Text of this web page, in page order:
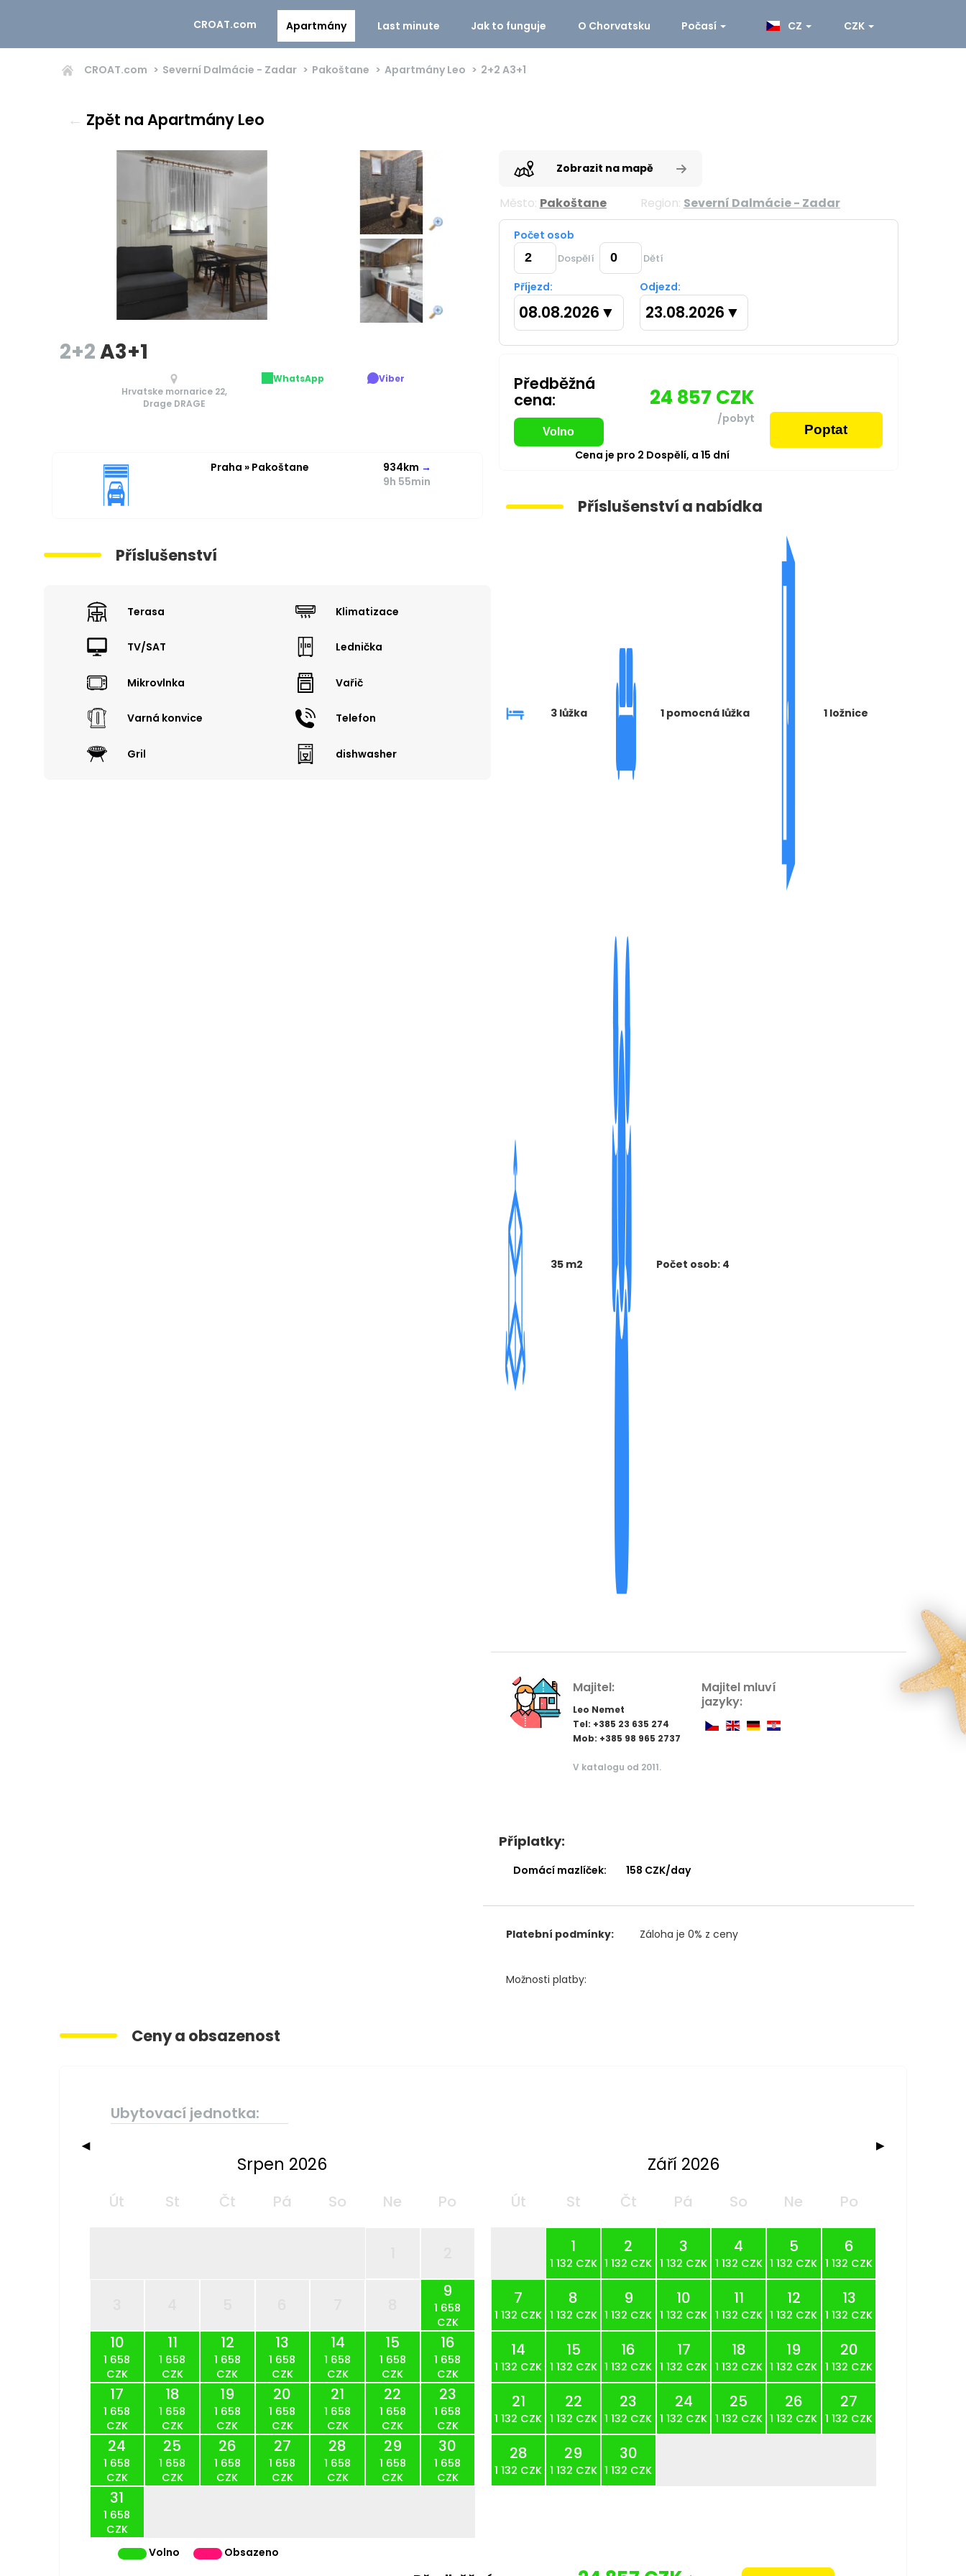
CROAT.com Apartmány Last minute Jak to funguje O Chorvatsku Počasí CZ CZK
CROAT.com Severní Dalmácie - Zadar Pakoštane Apartmány Leo 2+2 A3+1
← Zpět na Apartmány Leo
2+2A3+1
Hrvatske mornarice 22,
Drage DRAGE
WhatsApp Viber
Praha » Pakoštane 934km →
9h 55min
Příslušenství
Terasa Klimatizace
TV/SAT Lednička
Mikrovlnka Vařič
Varná konvice Telefon
Gril dishwasher
Zobrazit na mapě
Město: Pakoštane Region: Severní Dalmácie - Zadar
Počet osob
Dospělí Dětí
Příjezd:
08.08.2026 ▼
Odjezd:
23.08.2026 ▼
Předběžná
cena:
Volno
24 857 CZK
/pobyt
Poptat
Cena je pro 2 Dospělí, a15 dní
Příslušenství a nabídka
3 lůžka 1 pomocná lůžka 1 ložnice
35 m2 Počet osob: 4
Majitel:
Leo Nemet
Tel: +385 23 635 274
Mob: +385 98 965 2737
V katalogu od 2011.
Majitel mluví
jazyky:
Příplatky:
Domácí mazlíček: 158 CZK/day
Platební podmínky: Záloha je 0% z ceny
Možnosti platby:
Ceny a obsazenost
Ubytovací jednotka:
◀ ▶
Srpen 2026
Út St Čt Pá So Ne Po
9
1 658
CZK
10
1 658
CZK
11
1 658
CZK
12
1 658
CZK
13
1 658
CZK
14
1 658
CZK
15
1 658
CZK
16
1 658
CZK
17
1 658
CZK
18
1 658
CZK
19
1 658
CZK
20
1 658
CZK
21
1 658
CZK
22
1 658
CZK
23
1 658
CZK
24
1 658
CZK
25
1 658
CZK
26
1 658
CZK
27
1 658
CZK
28
1 658
CZK
29
1 658
CZK
30
1 658
CZK
31
1 658
CZK
Září 2026
Út St Čt Pá So Ne Po
1
1 132 CZK
2
1 132 CZK
3
1 132 CZK
4
1 132 CZK
5
1 132 CZK
6
1 132 CZK
7
1 132 CZK
8
1 132 CZK
9
1 132 CZK
10
1 132 CZK
11
1 132 CZK
12
1 132 CZK
13
1 132 CZK
14
1 132 CZK
15
1 132 CZK
16
1 132 CZK
17
1 132 CZK
18
1 132 CZK
19
1 132 CZK
20
1 132 CZK
21
1 132 CZK
22
1 132 CZK
23
1 132 CZK
24
1 132 CZK
25
1 132 CZK
26
1 132 CZK
27
1 132 CZK
28
1 132 CZK
29
1 132 CZK
30
1 132 CZK
Volno Obsazeno